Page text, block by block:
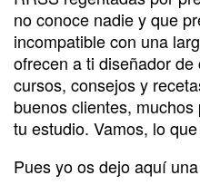
no conoce nadie y que
incompatible con una
ofrecen a ti diseñador
cursos, consejos y
buenos clientes,
tu estudio. Vamos, lo
Pues yo os dejo aquí